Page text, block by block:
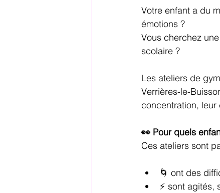
Votre enfant a du
émotions ?
Vous cherchez
scolaire ?
Les ateliers de
Verrières-le-
concentration, leur
👀 Pour quels
Ces ateliers sont
🌀 ont des
⚡ sont